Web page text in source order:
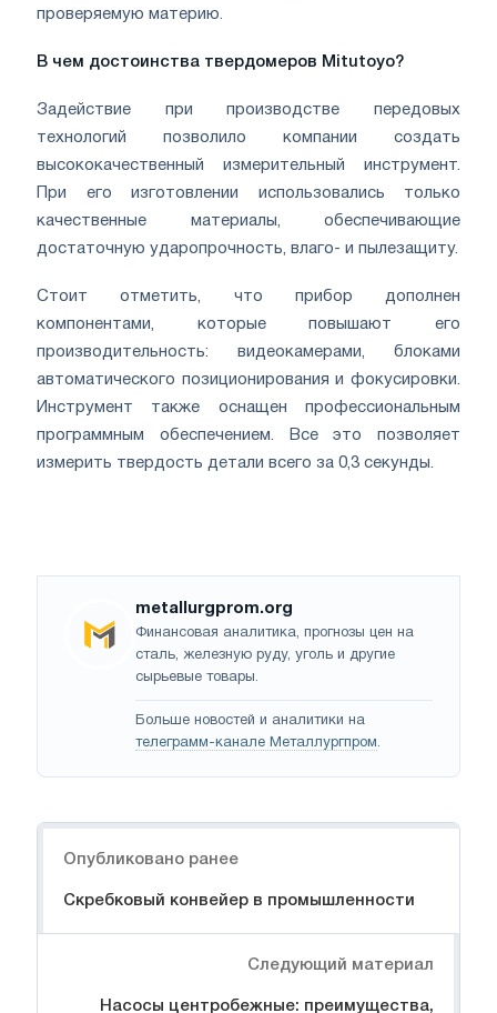
проверяемую материю.
В чем достоинства твердомеров Mitutoyo?
Задействие при производстве передовых
технологий позволило компании создать
высококачественный измерительный инструмент.
При его изготовлении использовались только
качественные материалы, обеспечивающие
достаточную ударопрочность, влаго- и пылезащиту.
Стоит отметить, что прибор дополнен
компонентами, которые повышают его
производительность: видеокамерами, блоками
автоматического позиционирования и фокусировки.
Инструмент также оснащен профессиональным
программным обеспечением. Все это позволяет
измерить твердость детали всего за 0,3 секунды.
metallurgprom.org
Финансовая аналитика, прогнозы цен на
сталь, железную руду, уголь и другие
сырьевые товары.
Больше новостей и аналитики на
телеграмм-канале Металлургпром.
Опубликовано ранее
Скребковый конвейер в промышленности
Следующий материал
Насосы центробежные: преимущества,